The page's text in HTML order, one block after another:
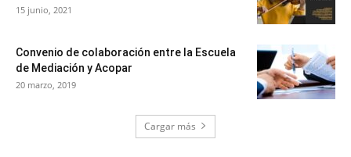
15 junio, 2021
Convenio de colaboración entre la Escuela
de Mediación y Acopar
20 marzo, 2019
Cargar más